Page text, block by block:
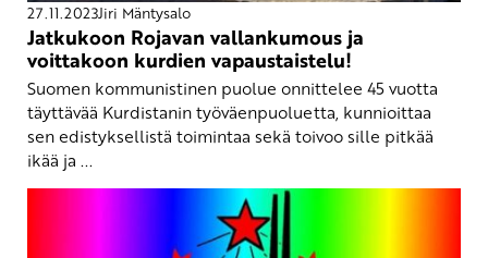
27.11.2023Jiri Mäntysalo
Jatkukoon Rojavan vallankumous ja
voittakoon kurdien vapaustaistelu!
Suomen kommunistinen puolue onnittelee 45 vuotta
täyttävää Kurdistanin työväenpuoluetta, kunnioittaa
sen edistyksellistä toimintaa sekä toivoo sille pitkää
ikää ja ...